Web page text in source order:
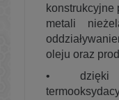
konstrukcyjne
metali
oleju oraz
• dzięki